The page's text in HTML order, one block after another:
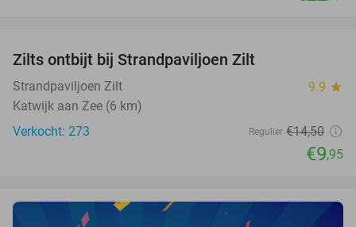
Zilts ontbijt bij Strandpaviljoen Zilt
Strandpaviljoen Zilt 9.9 star
Katwijk aan Zee (6 km)
Verkocht: 273
Regulier €14,50
€9,95